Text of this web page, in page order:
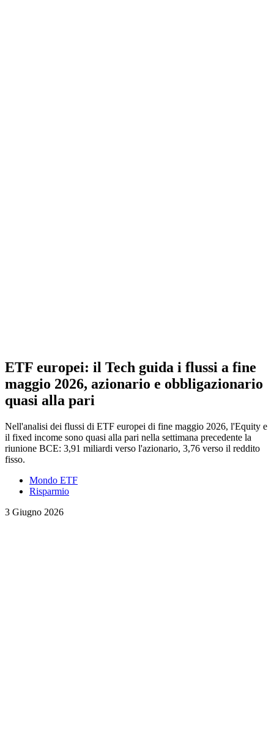
ETF europei: il Tech guida i flussi a fine
maggio 2026, azionario e obbligazionario
quasi alla pari
Nell'analisi dei flussi di ETF europei di fine maggio 2026, l'Equity e
il fixed income sono quasi alla pari nella settimana precedente la
riunione BCE: 3,91 miliardi verso l'azionario, 3,76 verso il reddito
fisso.
Mondo ETF
Risparmio
3 Giugno 2026